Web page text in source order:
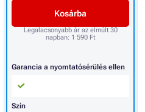
Kosárba
Legalacsonyabb ár az elmúlt 30
napban: 1 590 Ft
Garancia a nyomtatósérülés ellen
Szín